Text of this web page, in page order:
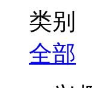
类别
全部